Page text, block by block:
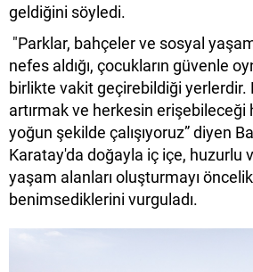
geldiğini söyledi.
"Parklar, bahçeler ve sosyal
nefes aldığı, çocukların güvenle
birlikte vakit geçirebildiği yerlerdir.
artırmak ve herkesin
yoğun şekilde çalışıyoruz” diyen
Karatay'da doğayla iç içe, huzurlu
yaşam alanları oluşturmayı
benimsediklerini vurguladı.